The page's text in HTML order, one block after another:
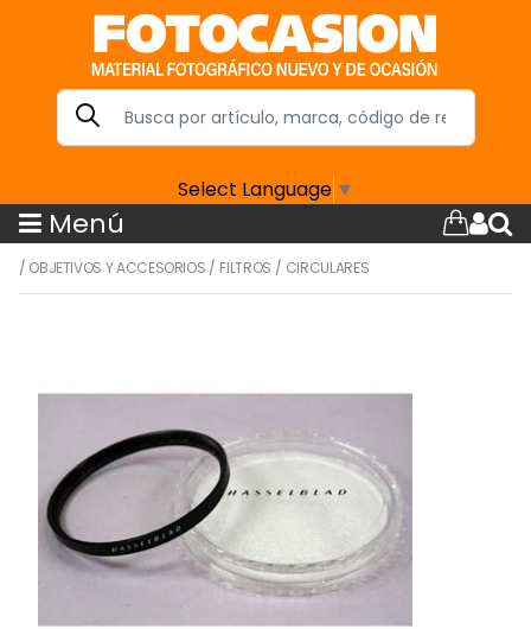
Select Language ▼
Menú
/ OBJETIVOS Y ACCESORIOS / FILTROS / CIRCULARES